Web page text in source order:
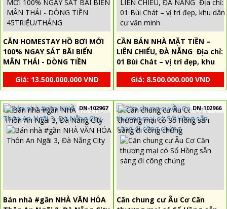
CĂN HOMESTAY HỒ BƠI MỚI
100% NGAY SÁT BÃI BIỂN
MÂN THÁI - DÒNG TIỀN
45TRIỆU/THÁNG
Giá: 13.500.000.000 VND
CẦN BÁN NHÀ MẶT TIỀN –
LIÊN CHIỂU, ĐÀ NẴNG Địa chỉ:
01 Bùi Chát – vị trí đẹp, khu
dân cư văn minh
Giá: 8.500.000.000 VND
DN-102967
Bán nhà #gần NHÀ VĂN HÓA
DN-102966
Căn chung cư Âu Cơ Căn